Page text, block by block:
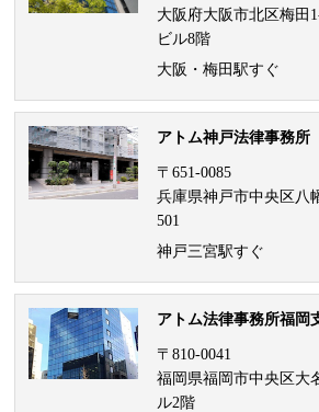
大阪府大阪市北区梅田
ビル8階
大阪・梅田駅すぐ
アトム神戸法律事務所
〒651-0085
兵庫県神戸市中央区八
501
神戸三宮駅すぐ
アトム法律事務所福岡
〒810-0041
福岡県福岡市中央区大
ル2階